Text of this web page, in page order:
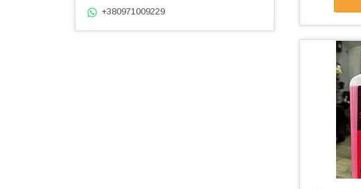
+380971009229